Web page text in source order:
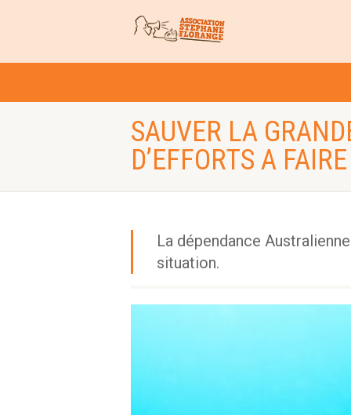
SAUVER LA
D’EFFORTS A FAIRE
La dépendance
situation.